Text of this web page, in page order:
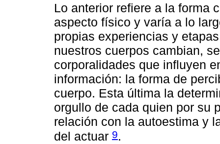
Lo anterior refiere a la forma
aspecto físico y varía a lo
propias experiencias y
nuestros cuerpos cambian,
corporalidades que influyen
información: la forma de
cuerpo. Esta última la
orgullo de cada quien por su
relación con la autoestima y
del actuar 9.